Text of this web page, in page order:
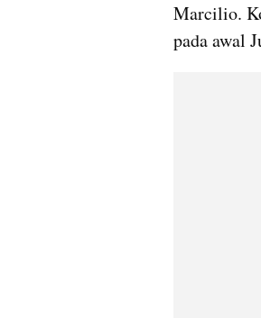
Marcilio.
pada awal